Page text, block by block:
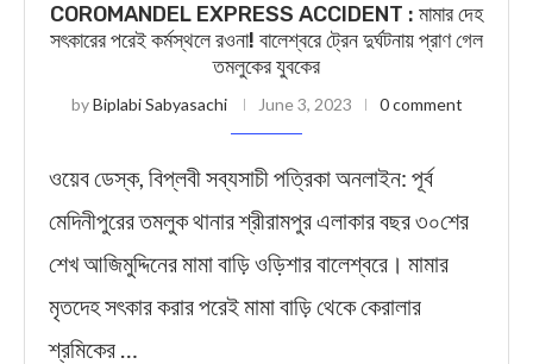
COROMANDEL EXPRESS ACCIDENT : মামার দেহ
সৎকারের পরেই কর্মস্থলে রওনা! বালেশ্বরে ট্রেন দুর্ঘটনায় প্রাণ গেল
তমলুকের যুবকের
byBiplabi Sabyasachi June 3, 2023 0 comment
ওয়েব ডেস্ক, বিপ্লবী সব্যসাচী পত্রিকা অনলাইন: পূর্ব
মেদিনীপুরের তমলুক থানার শ্রীরামপুর এলাকার বছর ৩০শের
শেখ আজিমুদ্দিনের মামা বাড়ি ওড়িশার বালেশ্বরে। মামার
মৃতদেহ সৎকার করার পরেই মামা বাড়ি থেকে কেরালার
শ্রমিকের …